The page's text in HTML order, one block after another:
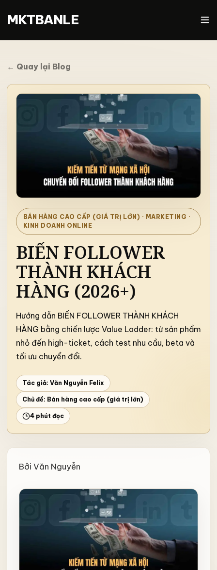
MKTBANLE
← Quay lại Blog
BÁN HÀNG CAO CẤP (GIÁ TRỊ LỚN) · MARKETING ·
KINH DOANH ONLINE
BIẾN FOLLOWER
THÀNH KHÁCH
HÀNG (2026+)
Hướng dẫn BIẾN FOLLOWER THÀNH KHÁCH
HÀNG bằng chiến lược Value Ladder: từ sản phẩm
nhỏ đến high-ticket, cách test nhu cầu, beta và
tối ưu chuyển đổi.
Tác giả: Văn Nguyễn Felix
Chủ đề: Bán hàng cao cấp (giá trị lớn)
4 phút đọc
Bởi Văn Nguyễn